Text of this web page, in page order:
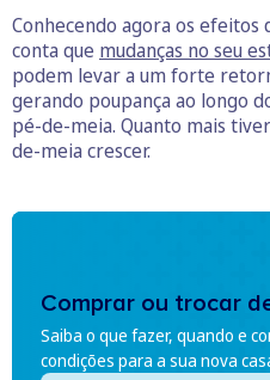
Conhecendo agora os
conta que mudanças no seu
podem levar a um forte
gerando poupança ao longo
pé-de-meia. Quanto mais
de-meia crescer.
Comprar ou trocar
Saiba o que fazer, quando e
condições para a sua nova